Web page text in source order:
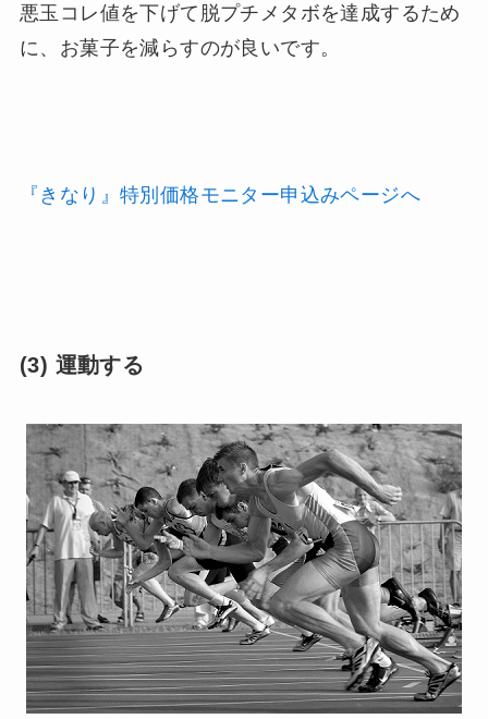
悪玉コレ値を下げて脱プチメタボを達成するため
に、お菓子を減らすのが良いです。
『きなり』特別価格モニター申込みページへ
(3) 運動する